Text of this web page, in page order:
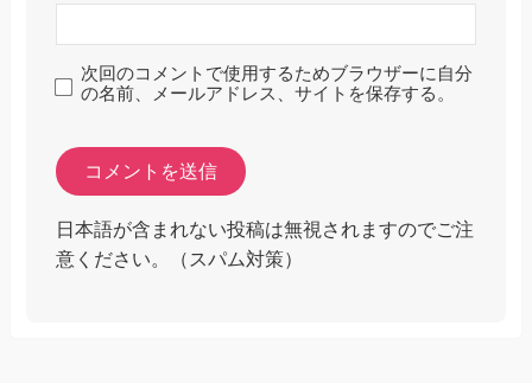
次回のコメントで使用するためブラウザーに自分
の名前、メールアドレス、サイトを保存する。
日本語が含まれない投稿は無視されますのでご注
意ください。（スパム対策）